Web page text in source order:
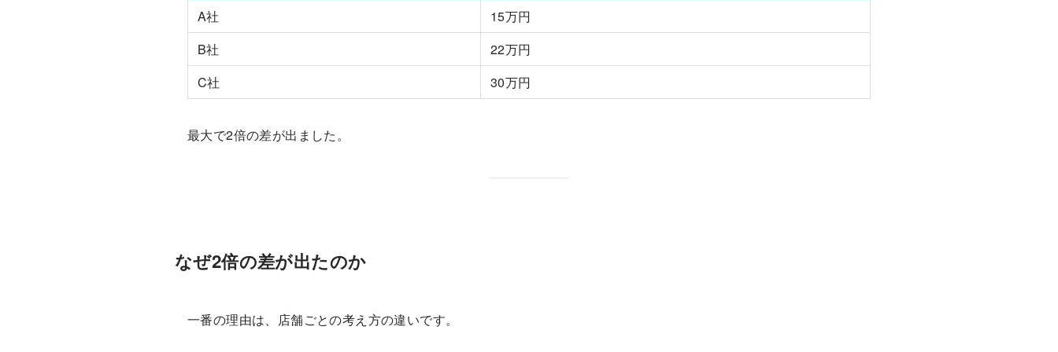
A社
15万円
B社
22万円
C社
30万円
最大で2倍の差が出ました。
なぜ2倍の差が出たのか
一番の理由は、店舗ごとの考え方の違いです。